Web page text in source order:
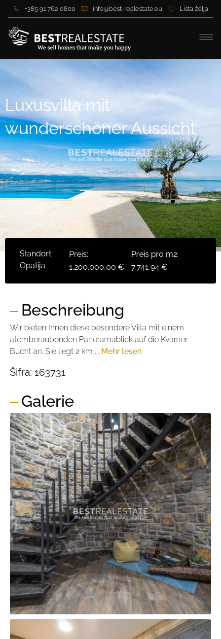
+385 91 762 0800 info@best-realestate.eu Lista želja
Luxusvilla mit
wunderschöner Aussicht
Standort:
Opatija
Preis:
1.200.000,00 €
Preis pro m2:
7.741,94 €
Beschreibung
Wir bieten Ihnen diese besondere Villa mit einem
atemberaubenden Panoramablick auf die Kvarner-
Bucht an. Sie liegt 2 km ... Mehr lesen
Šifra: 163731
Galerie